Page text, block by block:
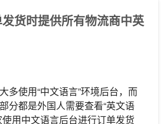
货时提供所有物流商中英
多使用“中文语言”环境后台，而
分都是外国人需要查看“英文语
用中文语言后台进行订单发货